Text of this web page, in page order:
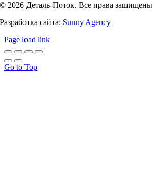
© 2026 Деталь-Поток. Все права защищены
Разработка сайта: Sunny Agency
Page load link
Go to Top